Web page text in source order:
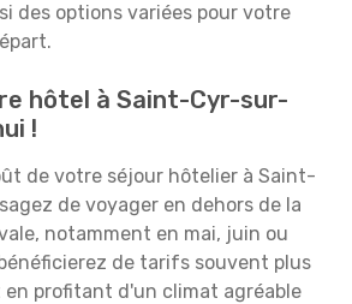
des options variées pour votre
hôtel à Saint-Cyr-sur-
!
de votre séjour hôtelier à Saint-
de voyager en dehors de la
notamment en mai, juin ou
de tarifs souvent plus
profitant d'un climat agréable